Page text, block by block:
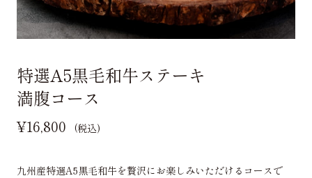
特選A5黒毛和牛ステーキ
満腹コース
¥16,800 (税込)
九州産特選A5黒毛和牛を贅沢にお楽しみいただけるコースで